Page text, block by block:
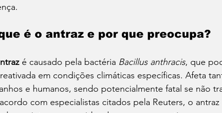
é o antraz e por que preocupa?
é causado pela bactéria Bacillus anthracis, que
em condições climáticas específicas. Afeta
e humanos, sendo potencialmente fatal se não
com especialistas citados pela Reuters, o